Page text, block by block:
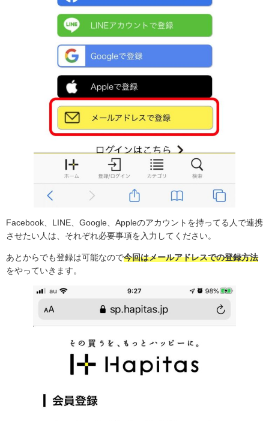
Facebook、LINE、Google、Appleのアカウントを持ってる人で連携
させたい人は、それぞれ必要事項を入力してください。
あとからでも登録は可能なので今回はメールアドレスでの登録方法
をやっていきます。